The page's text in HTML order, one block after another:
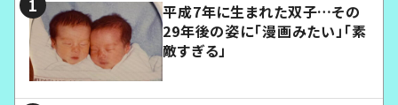
平成7年に生まれた双子…その
29年後の姿に「漫画みたい」「素
敵すぎる」